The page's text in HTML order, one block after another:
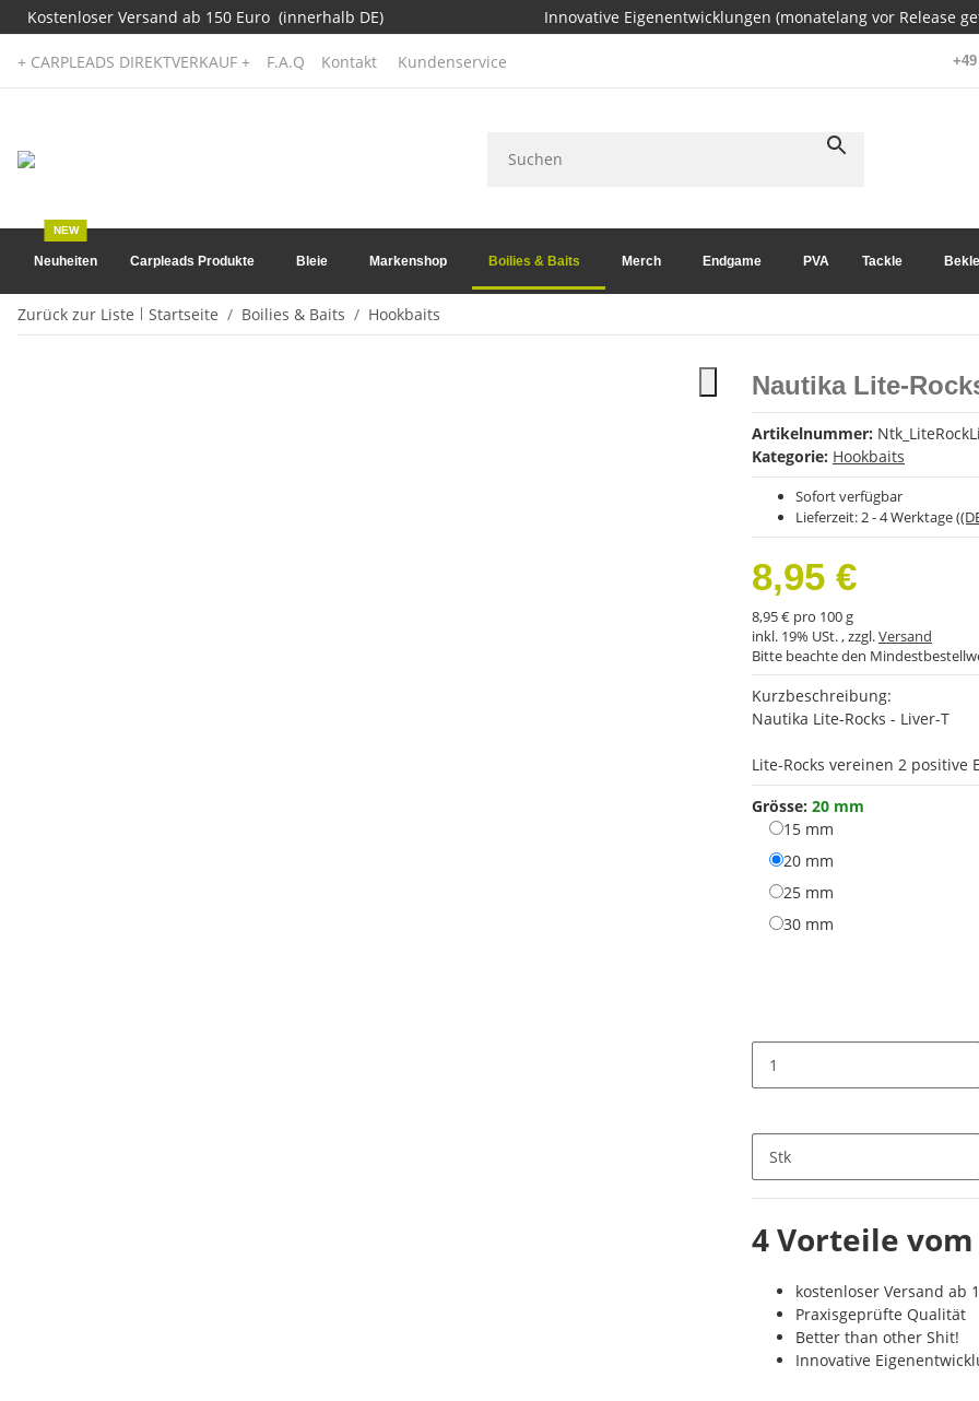
Kostenloser Versand ab 150 Euro (innerhalb DE) Innovative Eigenentwicklungen (monatelang vor Release
+ CARPLEADS DIREKTVERKAUF + F.A.Q Kontakt Kundenservice
Neuheiten
NEW
Carpleads Produkte Bleie Markenshop Boilies & Baits Merch Endgame PVA Tackle
Zurück zur Liste Startseite Boilies & Baits Hookbaits
Nautika Lite-
Artikelnummer:
Kategorie: Hookbaits
Sofort verfügbar
Lieferzeit: 2 - 4 Werktage
8,95 €
8,95 € pro 100 g
inkl. 19% USt. , zzgl.Versand
Bitte beachte den
Kurzbeschreibung:
Nautika Lite-Rocks - Liver-T
Lite-Rocks vereinen 2
Grösse: 20 mm
15 mm
20 mm
25 mm
30 mm
Stk
4 Vorteile
kostenloser Versand ab
Praxisgeprüfte Qualität
Better than other Shit!
Innovative